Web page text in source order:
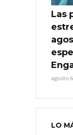
Las
agosto
LO